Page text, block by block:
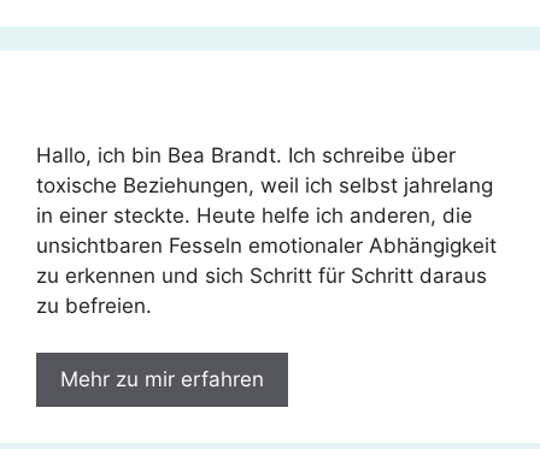
Hallo, ich bin Bea Brandt. Ich schreibe über
toxische Beziehungen, weil ich selbst jahrelang
in einer steckte. Heute helfe ich anderen, die
unsichtbaren Fesseln emotionaler Abhängigkeit
zu erkennen und sich Schritt für Schritt daraus
zu befreien.
Mehr zu mir erfahren